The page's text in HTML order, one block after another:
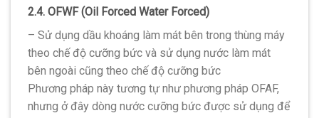
2.4. OFWF (Oil Forced Water Forced)
– Sử dụng dầu khoáng làm mát bên trong thùng máy
theo chế độ cưỡng bức và sử dụng nước làm mát
bên ngoài cũng theo chế độ cưỡng bức
Phương pháp này tương tự như phương pháp OFAF,
nhưng ở đây dòng nước cưỡng bức được sử dụng để